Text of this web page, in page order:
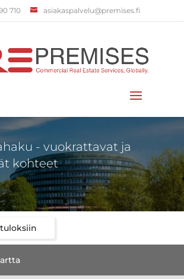
710 asiakaspalvelu@premises.fi
- vuokrattavat ja
kohteet